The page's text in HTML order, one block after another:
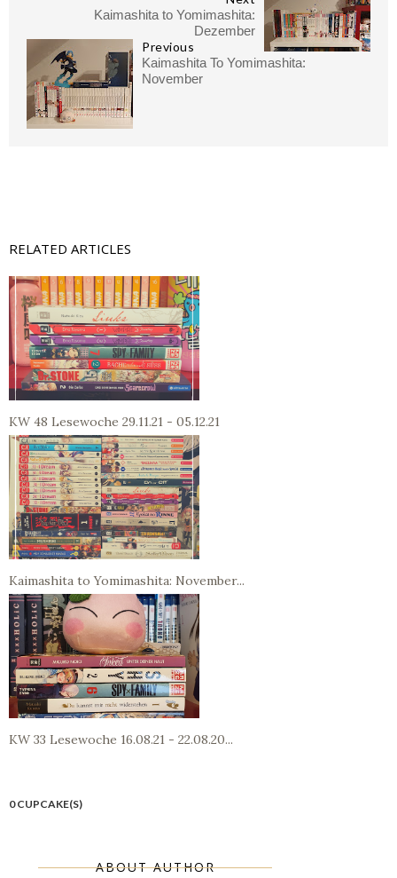
Kaimashita to Yomimashita:
Dezember
Previous
Kaimashita To Yomimashita:
November
RELATED ARTICLES
KW 48 Lesewoche 29.11.21 - 05.12.21
Kaimashita to Yomimashita: November...
KW 33 Lesewoche 16.08.21 - 22.08.20...
0 CUPCAKE(S)
ABOUT AUTHOR